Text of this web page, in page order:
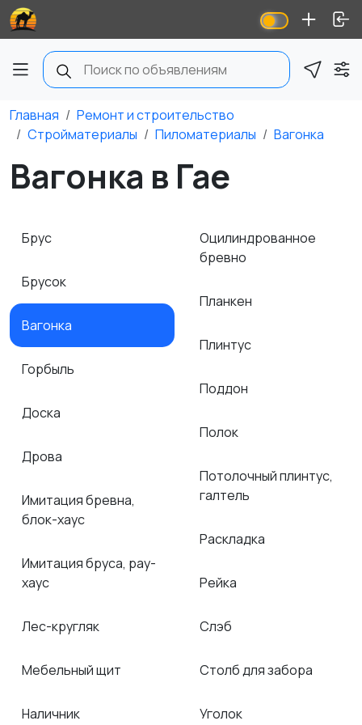
Главная
Ремонт и строительство
Стройматериалы
Пиломатериалы Вагонка
Вагонка в Гае
Брус
Брусок
Вагонка
Горбыль
Доска
Дрова
Имитация бревна,
блок-хаус
Имитация бруса, рау-
хаус
Лес-кругляк
Мебельный щит
Наличник
Оцилиндрованное
бревно
Планкен
Плинтус
Поддон
Полок
Потолочный плинтус,
галтель
Раскладка
Рейка
Слэб
Столб для забора
Уголок